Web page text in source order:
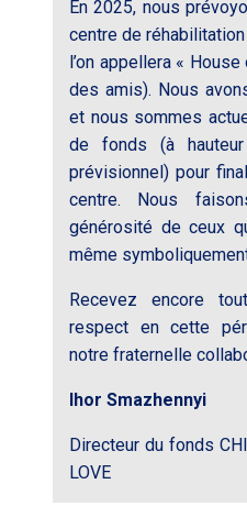
En 2025, nous
centre de
l’on appellera «
des amis). Nous
et nous sommes
de fonds (à
prévisionnel) pour
centre. Nous
générosité de ceux
même
Recevez encore
respect en cette
notre fraternelle
Ihor Smazhennyi
Directeur du fonds
LOVE